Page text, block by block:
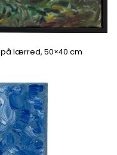
på lærred, 50×40 cm